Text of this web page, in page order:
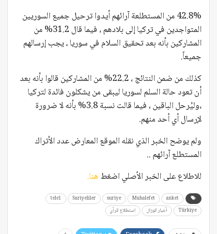
42.8% من المستطلعة آرائهم أيدوا ترحيل جميع السوريين
المتواجدين في تركيا إلى بلادهم ، فيما قال 31.2% من
المشاركين بأنه بعد تحقيق السلام في سوريا ، يجب إرسالهم
جميعاً.
كذلك من ضمن النتائج ، 22.2% من المشاركين قالوا بأنه بعد
أن تعود حالة السلم لسوريا ليبقى من يشكلون فائدة لتركيا
،وليُرحل الباقين ، فيما قالت نسبة 3.8% بأنه لا ضرورة
لإرسال أي أحد منهم.
ولم يوضح الخبر الذي نقله الموقع المعارض عدد الأتراك
المستطلع آرائهم ..
للاطلاع على الخبر الأصلي اضغط هنا.
anket
Muhalefet
suriye
Suriyeliler
tele1
Türkiye
أخبار كوزال استطلاع للرأي